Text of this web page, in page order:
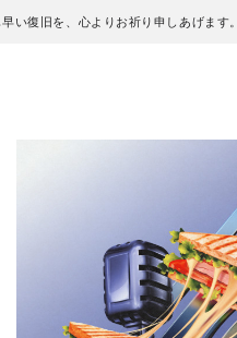
い復旧を、心よりお祈り申しあげます。